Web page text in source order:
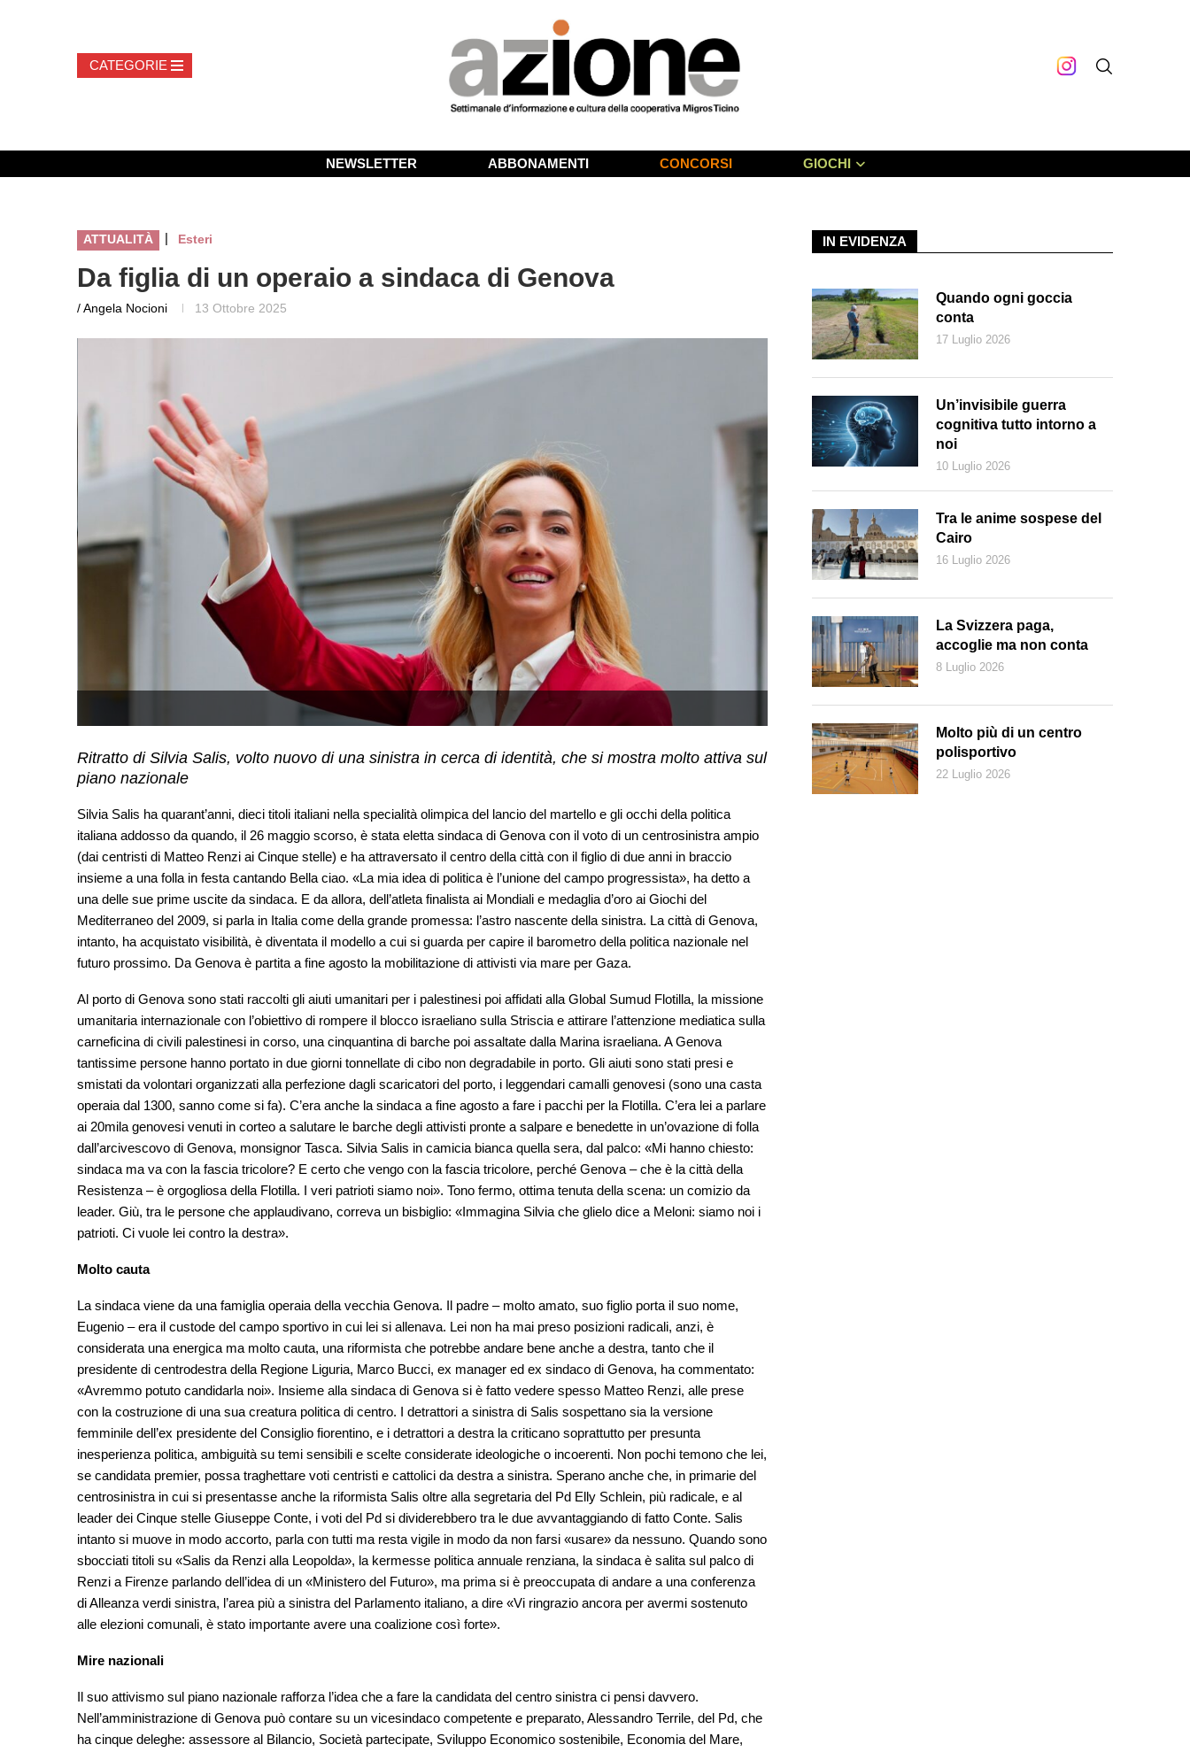
NEWSLETTER ABBONAMENTI CONCORSI GIOCHI
ATTUALITÀ | Esteri
Da figlia di un operaio a sindaca di Genova
/ Angela Nocioni 13 Ottobre 2025
Ritratto di Silvia Salis, volto nuovo di una sinistra in cerca di identità, che si mostra molto attiva sul
piano nazionale
Silvia Salis ha quarant’anni, dieci titoli italiani nella specialità olimpica del lancio del martello e gli occhi della politica
italiana addosso da quando, il 26 maggio scorso, è stata eletta sindaca di Genova con il voto di un centrosinistra ampio
(dai centristi di Matteo Renzi ai Cinque stelle) e ha attraversato il centro della città con il figlio di due anni in braccio
insieme a una folla in festa cantando Bella ciao. «La mia idea di politica è l’unione del campo progressista», ha detto a
una delle sue prime uscite da sindaca. E da allora, dell’atleta finalista ai Mondiali e medaglia d’oro ai Giochi del
Mediterraneo del 2009, si parla in Italia come della grande promessa: l’astro nascente della sinistra. La città di Genova,
intanto, ha acquistato visibilità, è diventata il modello a cui si guarda per capire il barometro della politica nazionale nel
futuro prossimo. Da Genova è partita a fine agosto la mobilitazione di attivisti via mare per Gaza.
Al porto di Genova sono stati raccolti gli aiuti umanitari per i palestinesi poi affidati alla Global Sumud Flotilla, la missione
umanitaria internazionale con l’obiettivo di rompere il blocco israeliano sulla Striscia e attirare l’attenzione mediatica sulla
carneficina di civili palestinesi in corso, una cinquantina di barche poi assaltate dalla Marina israeliana. A Genova
tantissime persone hanno portato in due giorni tonnellate di cibo non degradabile in porto. Gli aiuti sono stati presi e
smistati da volontari organizzati alla perfezione dagli scaricatori del porto, i leggendari camalli genovesi (sono una casta
operaia dal 1300, sanno come si fa). C’era anche la sindaca a fine agosto a fare i pacchi per la Flotilla. C’era lei a parlare
ai 20mila genovesi venuti in corteo a salutare le barche degli attivisti pronte a salpare e benedette in un’ovazione di folla
dall’arcivescovo di Genova, monsignor Tasca. Silvia Salis in camicia bianca quella sera, dal palco: «Mi hanno chiesto:
sindaca ma va con la fascia tricolore? E certo che vengo con la fascia tricolore, perché Genova – che è la città della
Resistenza – è orgogliosa della Flotilla. I veri patrioti siamo noi». Tono fermo, ottima tenuta della scena: un comizio da
leader. Giù, tra le persone che applaudivano, correva un bisbiglio: «Immagina Silvia che glielo dice a Meloni: siamo noi i
patrioti. Ci vuole lei contro la destra».
Molto cauta
La sindaca viene da una famiglia operaia della vecchia Genova. Il padre – molto amato, suo figlio porta il suo nome,
Eugenio – era il custode del campo sportivo in cui lei si allenava. Lei non ha mai preso posizioni radicali, anzi, è
considerata una energica ma molto cauta, una riformista che potrebbe andare bene anche a destra, tanto che il
presidente di centrodestra della Regione Liguria, Marco Bucci, ex manager ed ex sindaco di Genova, ha commentato:
«Avremmo potuto candidarla noi». Insieme alla sindaca di Genova si è fatto vedere spesso Matteo Renzi, alle prese
con la costruzione di una sua creatura politica di centro. I detrattori a sinistra di Salis sospettano sia la versione
femminile dell’ex presidente del Consiglio fiorentino, e i detrattori a destra la criticano soprattutto per presunta
inesperienza politica, ambiguità su temi sensibili e scelte considerate ideologiche o incoerenti. Non pochi temono che lei,
se candidata premier, possa traghettare voti centristi e cattolici da destra a sinistra. Sperano anche che, in primarie del
centrosinistra in cui si presentasse anche la riformista Salis oltre alla segretaria del Pd Elly Schlein, più radicale, e al
leader dei Cinque stelle Giuseppe Conte, i voti del Pd si dividerebbero tra le due avvantaggiando di fatto Conte. Salis
intanto si muove in modo accorto, parla con tutti ma resta vigile in modo da non farsi «usare» da nessuno. Quando sono
sbocciati titoli su «Salis da Renzi alla Leopolda», la kermesse politica annuale renziana, la sindaca è salita sul palco di
Renzi a Firenze parlando dell’idea di un «Ministero del Futuro», ma prima si è preoccupata di andare a una conferenza
di Alleanza verdi sinistra, l’area più a sinistra del Parlamento italiano, a dire «Vi ringrazio ancora per avermi sostenuto
alle elezioni comunali, è stato importante avere una coalizione così forte».
Mire nazionali
Il suo attivismo sul piano nazionale rafforza l’idea che a fare la candidata del centro sinistra ci pensi davvero.
Nell’amministrazione di Genova può contare su un vicesindaco competente e preparato, Alessandro Terrile, del Pd, che
ha cinque deleghe: assessore al Bilancio, Società partecipate, Sviluppo Economico sostenibile, Economia del Mare,
IN EVIDENZA
Quando ogni goccia
conta
17 Luglio 2026
Un’invisibile guerra
cognitiva tutto intorno a
noi
10 Luglio 2026
Tra le anime sospese del
Cairo
16 Luglio 2026
La Svizzera paga,
accoglie ma non conta
8 Luglio 2026
Molto più di un centro
polisportivo
22 Luglio 2026